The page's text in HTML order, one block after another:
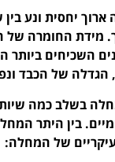
ארוך יחסית ונע
מידת החומרה של
השכיחים
של הכבד
בשלב כמה
בין היתר
של המחלה: